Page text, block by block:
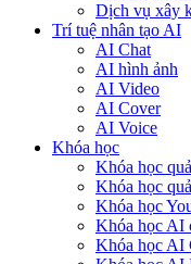
Dịch vụ xây
Trí tuệ nhân tạo AI
AI Chat
AI hình ảnh
AI Video
AI Cover
AI Voice
Khóa học
Khóa học
Khóa học
Khóa học
Khóa học AI
Khóa học AI